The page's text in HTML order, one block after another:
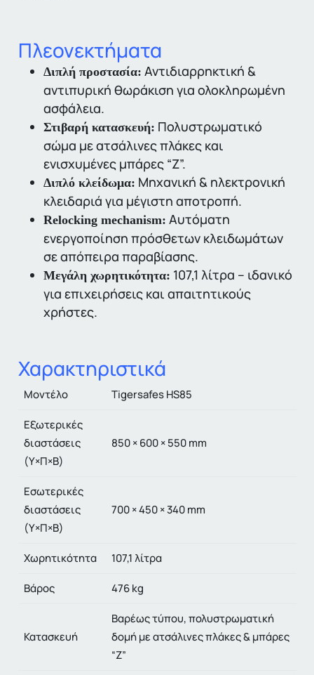
Πλεονεκτήματα
Διπλή προστασία: Αντιδιαρρηκτική &
αντιπυρική θωράκιση για ολοκληρωμένη
ασφάλεια.
Στιβαρή κατασκευή: Πολυστρωματικό
σώμα με ατσάλινες πλάκες και
ενισχυμένες μπάρες “Z”.
Διπλό κλείδωμα: Μηχανική & ηλεκτρονική
κλειδαριά για μέγιστη αποτροπή.
Relocking mechanism: Αυτόματη
ενεργοποίηση πρόσθετων κλειδωμάτων
σε απόπειρα παραβίασης.
Μεγάλη χωρητικότητα: 107,1 λίτρα – ιδανικό
για επιχειρήσεις και απαιτητικούς
χρήστες.
Χαρακτηριστικά
Μοντέλο Tigersafes HS85
Εξωτερικές
διαστάσεις
(Υ×Π×Β)
850 × 600 × 550 mm
Εσωτερικές
διαστάσεις
(Υ×Π×Β)
700 × 450 × 340 mm
Χωρητικότητα 107,1 λίτρα
Βάρος 476 kg
Κατασκευή
Βαρέως τύπου, πολυστρωματική
δομή με ατσάλινες πλάκες & μπάρες
“Z”